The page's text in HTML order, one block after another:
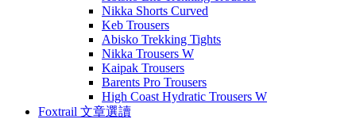
Nikka Shorts Curved
Keb Trousers
Abisko Trekking Tights
Nikka Trousers W
Kaipak Trousers
Barents Pro Trousers
High Coast Hydratic Trousers W
Foxtrail 文章選讀